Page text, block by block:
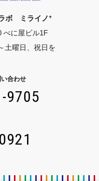
ボ ミライノ+
べに屋ビル1F
土曜日、祝日を
合わせ
9705